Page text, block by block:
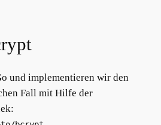
und implementieren wir den
Fall mit Hilfe der